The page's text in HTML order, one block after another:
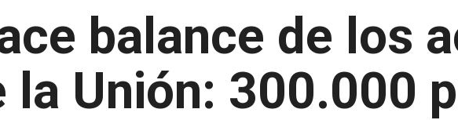
balance de los
la Unión: 300.000